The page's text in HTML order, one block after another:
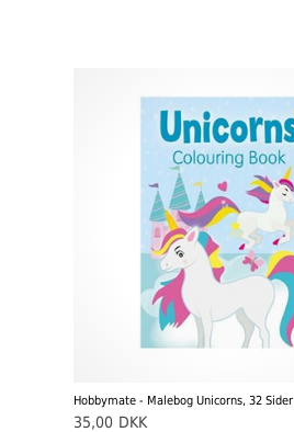
Hobbymate - Malebog Unicorns, 32 Sider
35,00 DKK